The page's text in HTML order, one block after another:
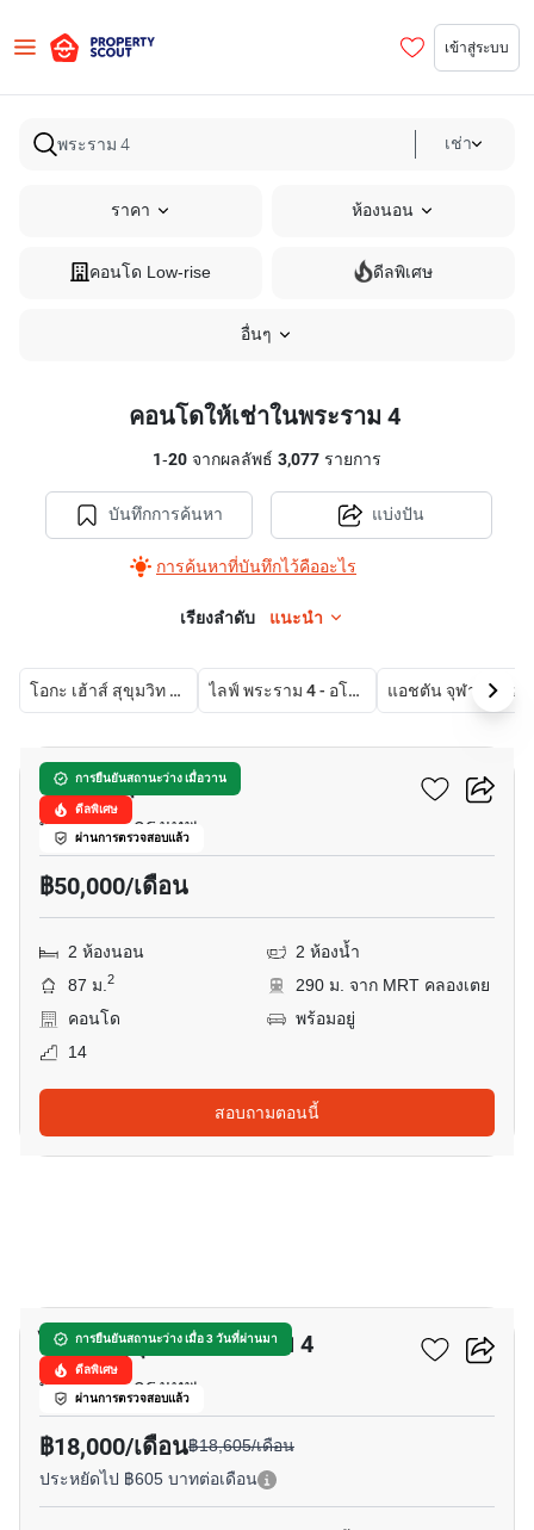
เข้าสู่ระบบ
เช่า
ราคา ห้องนอน
คอนโด Low-rise ดีลพิเศษ
อื่นๆ
คอนโดให้เช่าในพระราม 4
1-20 จากผลลัพธ์ 3,077 รายการ
บันทึกการค้นหา
การค้นหาที่บันทึกไว้คืออะไร
แบ่งปัน
เรียงลำดับ แนะนำ
โอกะ เฮ้าส์ สุขุมวิท 36 ไลฟ์ พระราม 4 - อโศก แอชตัน จุฬา - สีลม
การยืนยันสถานะว่าง เมื่อวาน
ดีลพิเศษ
ผ่านการตรวจสอบแล้ว
อมันตา ลุมพินี
พระราม 4, กรุงเทพ
฿50,000/เดือน
2 ห้องนอน
2 ห้องน้ำ
87 ม.2
290 ม. จาก MRT คลองเตย
คอนโด
พร้อมอยู่
14
สอบถามตอนนี้
การยืนยันสถานะว่าง เมื่อ 3 วันที่ผ่านมา
ดีลพิเศษ
ผ่านการตรวจสอบแล้ว
ไอดีโอ สุขุมวิท - พระราม 4
พระราม 4, กรุงเทพ
฿18,000/เดือน฿18,605/เดือน
ประหยัดไป ฿605 บาทต่อเดือน